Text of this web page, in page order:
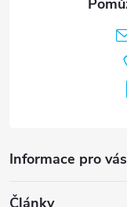
Informace pro vás
Články